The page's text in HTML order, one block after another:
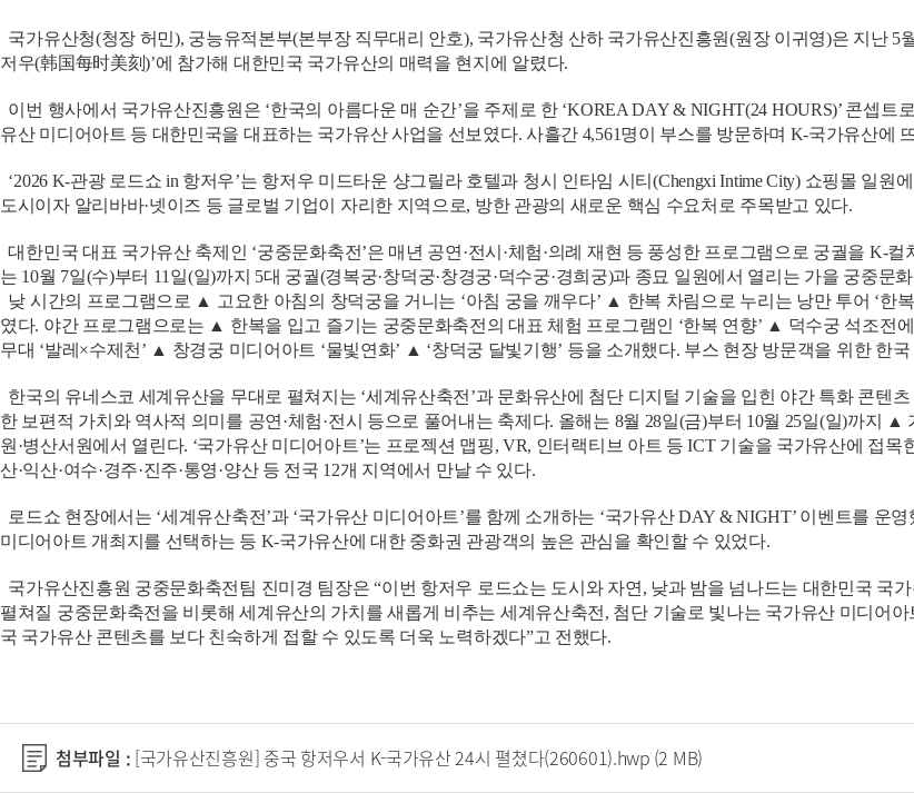
국가유산청(청장 허민), 궁능유적본부(본부장 직무대리 안호), 국가유산청 산하 국가유산진흥원(원장 이귀영)은 지난 5
저우(韩国每时美刻)’에 참가해 대한민국 국가유산의 매력을 현지에 알렸다.
이번 행사에서 국가유산진흥원은 ‘한국의 아름다운 매 순간’을 주제로 한 ‘KOREA DAY & NIGHT(24 HOURS)’ 콘
유산 미디어아트 등 대한민국을 대표하는 국가유산 사업을 선보였다. 사흘간 4,561명이 부스를 방문하며 K-국가유산에
‘2026 K-관광 로드쇼 in 항저우’는 항저우 미드타운 샹그릴라 호텔과 청시 인타임 시티(Chengxi Intime City) 쇼핑몰 일
도시이자 알리바바·넷이즈 등 글로벌 기업이 자리한 지역으로, 방한 관광의 새로운 핵심 수요처로 주목받고 있다.
대한민국 대표 국가유산 축제인 ‘궁중문화축전’은 매년 공연·전시·체험·의례 재현 등 풍성한 프로그램으로 궁궐을 K-
는 10월 7일(수)부터 11일(일)까지 5대 궁궐(경복궁·창덕궁·창경궁·덕수궁·경희궁)과 종묘 일원에서 열리는 가을 궁중
낮 시간의 프로그램으로 ▲ 고요한 아침의 창덕궁을 거니는 ‘아침 궁을 깨우다’ ▲ 한복 차림으로 누리는 낭만 투어 ‘한
였다. 야간 프로그램으로는 ▲ 한복을 입고 즐기는 궁중문화축전의 대표 체험 프로그램인 ‘한복 연향’ ▲ 덕수궁 석조전
무대 ‘발레×수제천’ ▲ 창경궁 미디어아트 ‘물빛연화’ ▲ ‘창덕궁 달빛기행’ 등을 소개했다. 부스 현장 방문객을 위한 한
한국의 유네스코 세계유산을 무대로 펼쳐지는 ‘세계유산축전’과 문화유산에 첨단 디지털 기술을 입힌 야간 특화 콘텐
한 보편적 가치와 역사적 의미를 공연·체험·전시 등으로 풀어내는 축제다. 올해는 8월 28일(금)부터 10월 25일(일)까
원·병산서원에서 열린다. ‘국가유산 미디어아트’는 프로젝션 맵핑, VR, 인터랙티브 아트 등 ICT 기술을 국가유산에 접목
산·익산·여수·경주·진주·통영·양산 등 전국 12개 지역에서 만날 수 있다.
로드쇼 현장에서는 ‘세계유산축전’과 ‘국가유산 미디어아트’를 함께 소개하는 ‘국가유산 DAY & NIGHT’ 이벤트를
미디어아트 개최지를 선택하는 등 K-국가유산에 대한 중화권 관광객의 높은 관심을 확인할 수 있었다.
국가유산진흥원 궁중문화축전팀 진미경 팀장은 “이번 항저우 로드쇼는 도시와 자연, 낮과 밤을 넘나드는 대한민국 국
펼쳐질 궁중문화축전을 비롯해 세계유산의 가치를 새롭게 비추는 세계유산축전, 첨단 기술로 빛나는 국가유산 미디어
국 국가유산 콘텐츠를 보다 친숙하게 접할 수 있도록 더욱 노력하겠다”고 전했다.
첨부파일 : [국가유산진흥원] 중국 항저우서 K-국가유산 24시 펼쳤다(260601).hwp (2 MB)